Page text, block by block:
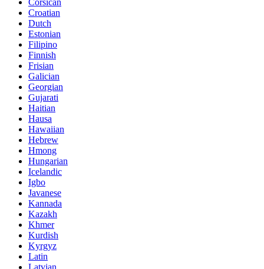
Croatian
Dutch
Estonian
Filipino
Finnish
Frisian
Galician
Georgian
Gujarati
Haitian
Hausa
Hawaiian
Hebrew
Hmong
Hungarian
Icelandic
Igbo
Javanese
Kannada
Kazakh
Khmer
Kurdish
Kyrgyz
Latin
Latvian